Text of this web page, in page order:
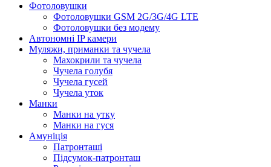
Фотоловушки
Фотоловушки GSM 2G/3G/4G LTE
Фотоловушки без модему
Автономні IP камери
Муляжи, приманки та чучела
Махокрили та чучела
Чучела голубя
Чучела гусей
Чучела уток
Манки
Манки на утку
Манки на гуся
Амуніція
Патронташі
Підсумок-патронташ